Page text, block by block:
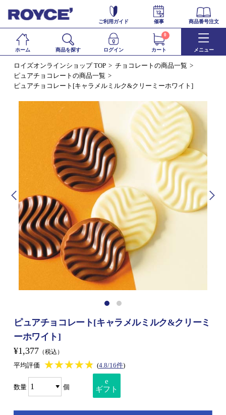
ご利用ガイド 催事 商品番号注文
ホーム 商品を探す ログイン カート
0
メニュー
ロイズオンラインショップ TOP
チョコレートの商品一覧
ピュアチョコレートの商品一覧
ピュアチョコレート[キャラメルミルク&クリーミーホワイト]
ピュアチョコレート[キャラメルミルク&クリーミ
ーホワイト]
¥1,377 （税込）
平均評価 ★★★★★
★★★★★ (4.8/16件)
数量 個
e
ギフト